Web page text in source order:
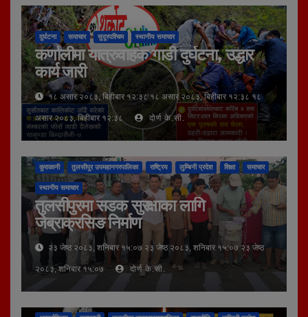
दुर्घटना समाचार सुदूरपश्चिम स्थानीय समाचार
कर्णालीमा यात्रुवाहक गाडी दुर्घटना, उद्धार
कार्य जारी
१८ असार २०८३, बिहीबार १२:३८ १८ असार २०८३, बिहीबार १२:३८ १८
असार २०८३, बिहीबार १२:३८ दोर्ण के.सी.
कुराकानी तुलसीपुर उपमहानगरपालिका राष्ट्रिय लुम्बिनी प्रदेश शिक्षा समाचार
स्थानीय समाचार
तुलसीपुरमा सडक सुरक्षाका लागि
जेब्राक्रसिङ निर्माण
२३ जेष्ठ २०८३, शनिबार १५:०७ २३ जेष्ठ २०८३, शनिबार १५:०७ २३ जेष्ठ
२०८३, शनिबार १५:०७ दोर्ण के.सी.